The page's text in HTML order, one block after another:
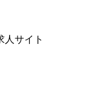
人サイト